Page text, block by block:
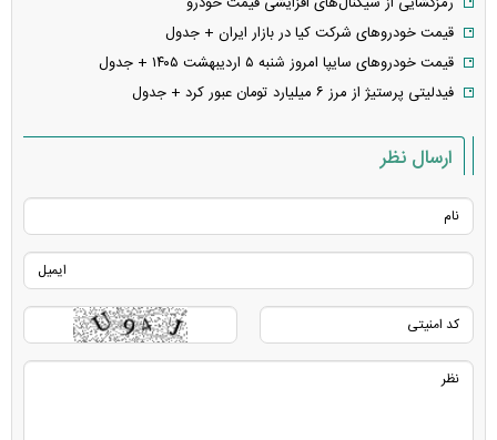
قیمت خودرو‌های شرکت کیا در بازار ایران + جدول
قیمت خودرو‌های سایپا امروز شنبه ۵ اردیبهشت ۱۴۰۵ + جدول
فیدلیتی پرستیژ از مرز ۶ میلیارد تومان عبور کرد + جدول
ارسال نظر